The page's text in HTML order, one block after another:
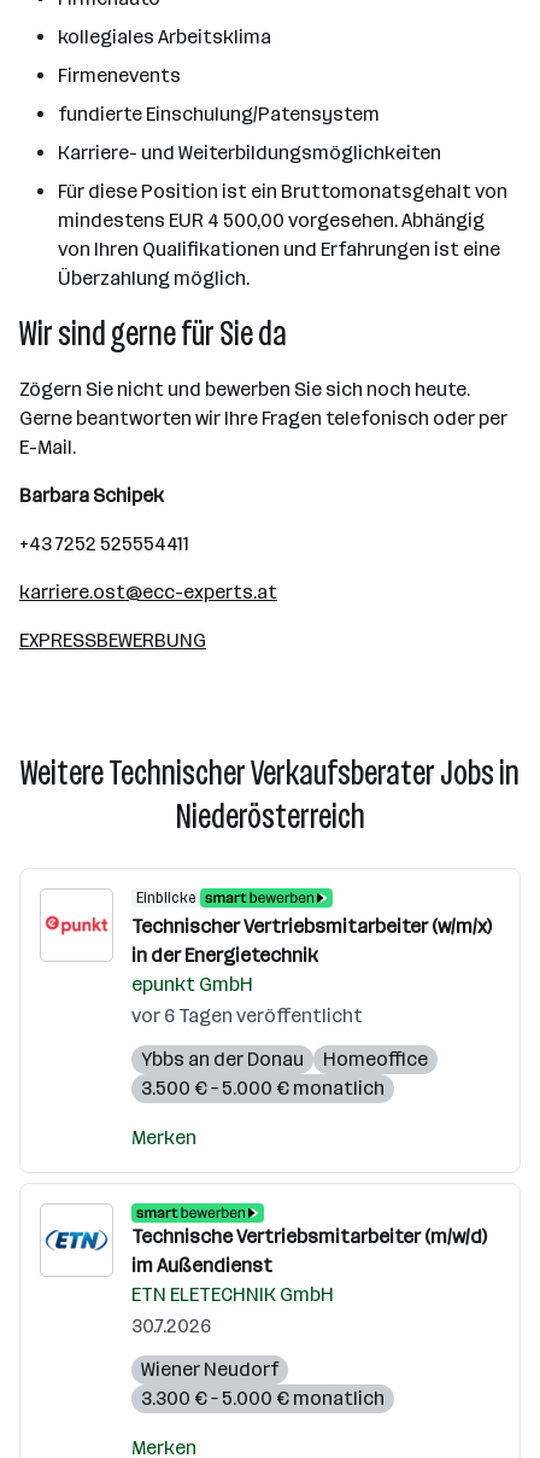
kollegiales Arbeitsklima
Firmenevents
fundierte Einschulung/Patensystem
Karriere- und Weiterbildungsmöglichkeiten
Für diese Position ist ein Bruttomonatsgehalt von
mindestens EUR 4 500,00 vorgesehen. Abhängig
von Ihren Qualifikationen und Erfahrungen ist eine
Überzahlung möglich.
Wir sind gerne für Sie da
Zögern Sie nicht und bewerben Sie sich noch heute.
Gerne beantworten wir Ihre Fragen telefonisch oder per
E-Mail.
Barbara Schipek
+43 7252 525554411
karriere.ost@ecc-experts.at
EXPRESSBEWERBUNG
Weitere Technischer Verkaufsberater Jobs in
Niederösterreich
Einblicke
Technischer Vertriebsmitarbeiter (w/m/x)
in der Energietechnik
epunkt GmbH
vor 6 Tagen veröffentlicht
Ybbs an der Donau
Homeoffice
3.500 € – 5.000 € monatlich
Merken
Technische Vertriebsmitarbeiter (m/w/d)
im Außendienst
ETN ELETECHNIK GmbH
30.7.2026
Wiener Neudorf
3.300 € – 5.000 € monatlich
Merken